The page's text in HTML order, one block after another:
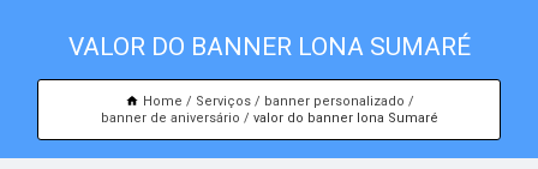
VALOR DO BANNER LONA SUMARÉ
Home Serviços
banner personalizado
banner de aniversário
valor do banner lona Sumaré